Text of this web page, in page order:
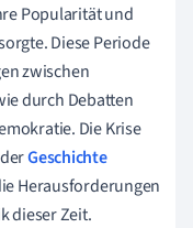
Popularität und
Diese Periode
zwischen
durch Debatten
Die Krise
Geschichte
Herausforderungen
dieser Zeit.